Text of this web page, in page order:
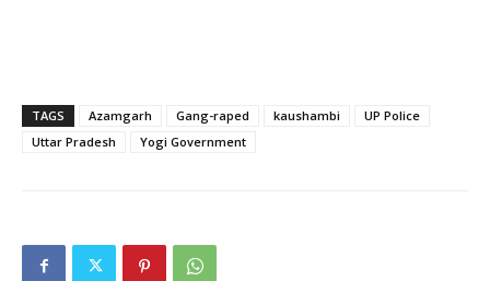
TAGS Azamgarh Gang-raped kaushambi
UP Police
Uttar Pradesh
Yogi Government